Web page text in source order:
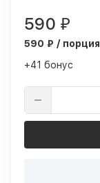
590 ₽
590 ₽ / порция
+41 бонус